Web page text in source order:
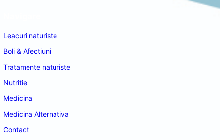
Leacuri naturiste
Boli & Afectiuni
Tratamente naturiste
Nutritie
Medicina
Medicina Alternativa
Contact